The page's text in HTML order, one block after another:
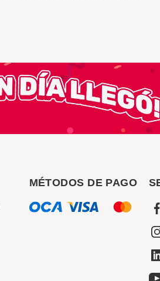
MÉTODOS DE PAGO